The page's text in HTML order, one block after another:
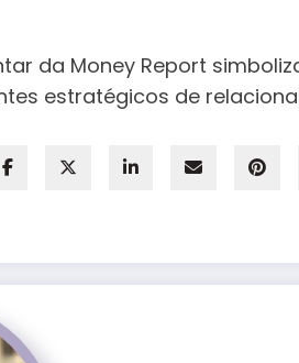
da Money Report
estratégicos de